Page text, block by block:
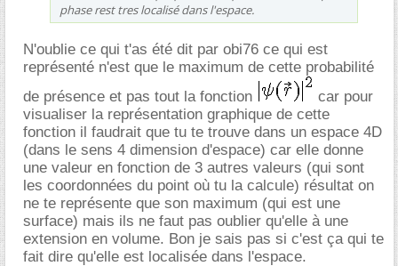
phase rest tres localisé dans l'espace.
N'oublie ce qui t'as été dit par obi76 ce qui est
représenté n'est que le maximum de cette probabilité
de présence et pas tout la fonction
car pour
visualiser la représentation graphique de cette
fonction il faudrait que tu te trouve dans un espace 4D
(dans le sens 4 dimension d'espace) car elle donne
une valeur en fonction de 3 autres valeurs (qui sont
les coordonnées du point où tu la calcule) résultat on
ne te représente que son maximum (qui est une
surface) mais ils ne faut pas oublier qu'elle à une
extension en volume. Bon je sais pas si c'est ça qui te
fait dire qu'elle est localisée dans l'espace.